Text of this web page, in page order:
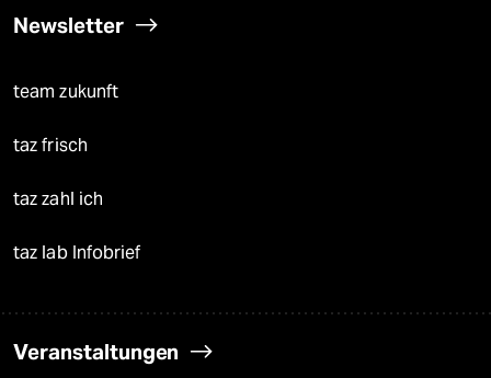
Newsletter
team zukunft
taz frisch
taz zahl ich
taz lab Infobrief
Veranstaltungen